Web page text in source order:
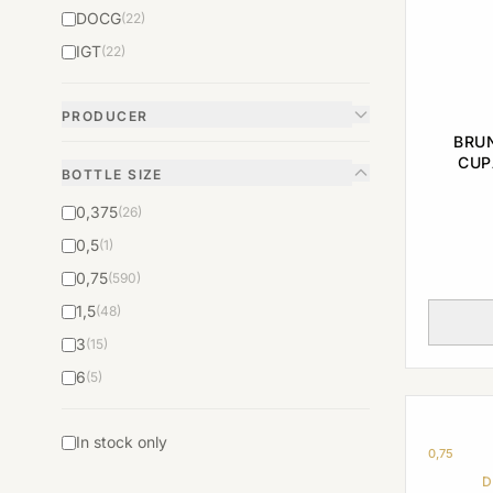
97(52)
97+(6)
N/A
DOCG(22)
IGT(22)
PRODUCER
BOTTLE SIZE
0,375(26)
0,5(1)
0,75(590)
1,5(48)
3(15)
6(5)
In stock only
0,75